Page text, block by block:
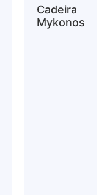
Cadeira
Mykonos